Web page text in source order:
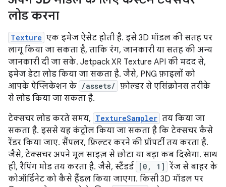
लोड करना
Texture एक इमेज ऐसेट होती है. इसे 3D मॉडल की सतह पर
लागू किया जा सकता है, ताकि रंग, जानकारी या सतह की अन्य
जानकारी दी जा सके. Jetpack XR Texture API की मदद से,
इमेज डेटा लोड किया जा सकता है. जैसे, PNG फ़ाइलों को
आपके ऐप्लिकेशन के /assets/ फ़ोल्डर से एसिंक्रोनस तरीके
से लोड किया जा सकता है.
टेक्सचर लोड करते समय, TextureSampler तय किया जा
सकता है. इससे यह कंट्रोल किया जा सकता है कि टेक्सचर कैसे
रेंडर किया जाए. सैंपलर, फ़िल्टर करने की प्रॉपर्टी तय करता है.
जैसे, टेक्सचर अपने मूल साइज़ से छोटा या बड़ा कब दिखेगा. साथ
ही, रैपिंग मोड तय करता है. जैसे, स्टैंडर्ड
[0, 1] रेंज से बाहर के
कोऑर्डिनेट को कैसे हैंडल किया जाएगा. किसी 3D मॉडल पर